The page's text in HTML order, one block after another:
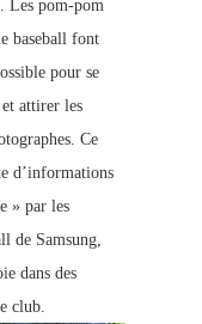
Les pom-pom
baseball font
pour se
attirer les
Ce
d’informations
» par les
de Samsung,
dans des
club.